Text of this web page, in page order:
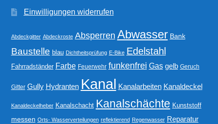
Einwilligungen widerrufen
Abdeckgitter Abdeckroste Absperren Abwasser Bank
Baustelle blau Dichtheitsprüfung E-Bike Edelstahl
Fahrradständer Farbe Feuerwehr funkenfrei Gas gelb Geruch
Gitter Gully Hydranten Kanal Kanalarbeiten Kanaldeckel
Kanaldeckelheber Kanalschacht Kanalschächte Kunststoff
messen Orts- Wasserverteilungen reflektierend Regenwasser Reparatur